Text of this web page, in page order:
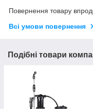
Повернення товару
Всі умови повернення
Подібні товари